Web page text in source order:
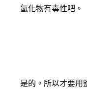
氫化物有毒性吧。
是的。所以才要用